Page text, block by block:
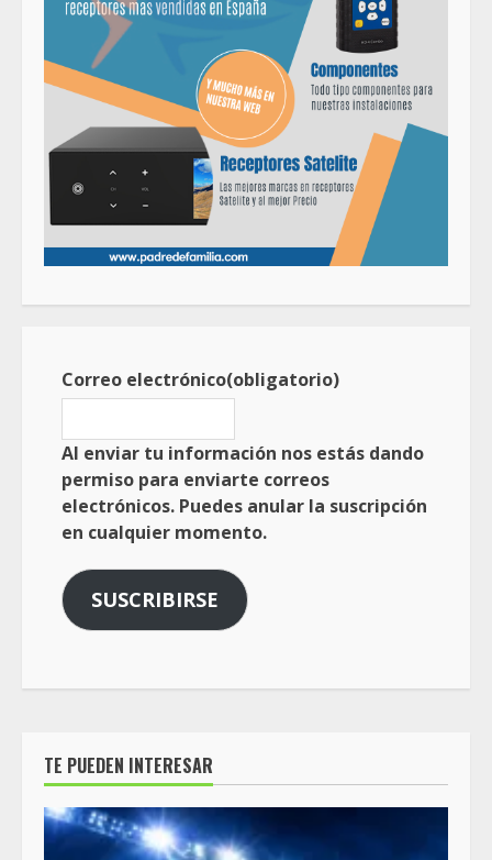
Correo electrónico(obligatorio)
Al enviar tu información nos estás dando
permiso para enviarte correos
electrónicos. Puedes anular la suscripción
en cualquier momento.
SUSCRIBIRSE
TE PUEDEN INTERESAR